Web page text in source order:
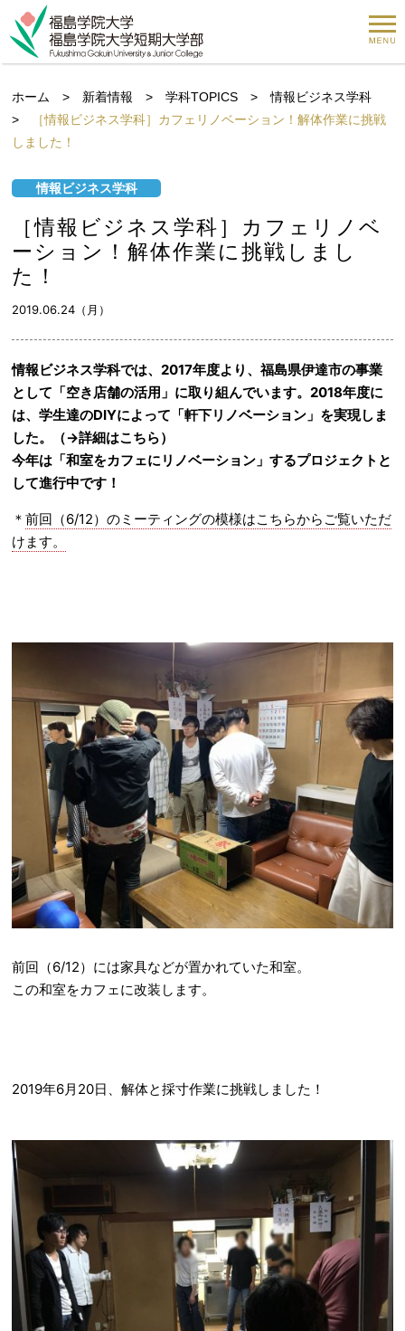
ホーム > 新着情報 >学科TOPICS >情報ビジネス学科
>
［情報ビジネス学科］カフェリノベーション！解体作業に挑戦
しました！
情報ビジネス学科
［情報ビジネス学科］カフェリノベ
ーション！解体作業に挑戦しまし
た！
2019.06.24（月）
情報ビジネス学科では、2017年度より、福島県伊達市の事業
として「空き店舗の活用」に取り組んでいます。2018年度に
は、学生達のDIYによって「軒下リノベーション」を実現しま
した。（→詳細はこちら）
今年は「和室をカフェにリノベーション」するプロジェクトと
して進行中です！
＊前回（6/12）のミーティングの模様はこちらからご覧いただ
けます。
前回（6/12）には家具などが置かれていた和室。
この和室をカフェに改装します。
2019年6月20日、解体と採寸作業に挑戦しました！